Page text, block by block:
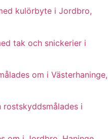
kulörbyte i Jordbro,
tak och snickerier i
om i Västerhaninge,
i